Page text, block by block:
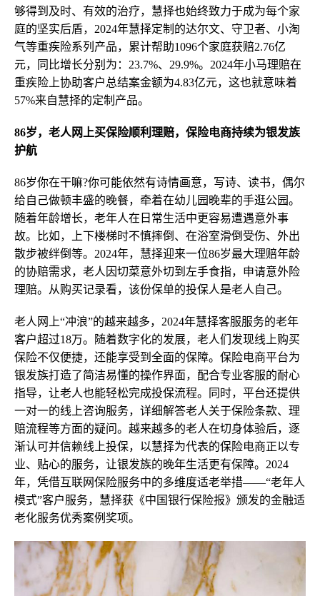
够得到及时、有效的治疗，慧择也始终致力于成为每个家
庭的坚实后盾，2024年慧择定制的达尔文、守卫者、小淘
气等重疾险系列产品，累计帮助1096个家庭获赔2.76亿
元，同比增长分别为：23.7%、29.9%。2024年小马理赔在
重疾险上协助客户总结案金额为4.83亿元，这也就意味着
57%来自慧择的定制产品。
86岁，老人网上买保险顺利理赔，保险电商持续为银发族
护航
86岁你在干嘛?你可能依然有诗情画意，写诗、读书，偶尔
给自己做顿丰盛的晚餐，牵着在幼儿园晚辈的手逛公园。
随着年龄增长，老年人在日常生活中更容易遭遇意外事
故。比如，上下楼梯时不慎摔倒、在浴室滑倒受伤、外出
散步被绊倒等。2024年，慧择迎来一位86岁最大理赔年龄
的协赔需求，老人因切菜意外切到左手食指，申请意外险
理赔。从购买记录看，该份保单的投保人是老人自己。
老人网上“冲浪”的越来越多，2024年慧择客服服务的老年
客户超过18万。随着数字化的发展，老人们发现线上购买
保险不仅便捷，还能享受到全面的保障。保险电商平台为
银发族打造了简洁易懂的操作界面，配合专业客服的耐心
指导，让老人也能轻松完成投保流程。同时，平台还提供
一对一的线上咨询服务，详细解答老人关于保险条款、理
赔流程等方面的疑问。越来越多的老人在切身体验后，逐
渐认可并信赖线上投保，以慧择为代表的保险电商正以专
业、贴心的服务，让银发族的晚年生活更有保障。2024
年，凭借互联网保险服务中的多维度适老举措——“老年人
模式”客户服务，慧择获《中国银行保险报》颁发的金融适
老化服务优秀案例奖项。